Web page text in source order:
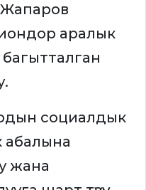
аралык
багытталган
социалдык
абалына
жана